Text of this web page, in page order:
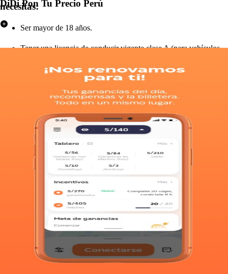
necesitas:
Ser mayor de 18 años.
Tener una licencia de conducir vigente clase A (para vehículos
SOAT vigente del vehículo.
El auto a conducir debe tener como máximo 10 años de
antigüedad desde la fecha registrada en el SOAT.
El vehículo debe tener 4 o 5 puertas y placa particular
Autos modelo 2006 en adelante
DiDi Pon Tu Precio Perú
Condiciones del vehículo
Para aceptar un vehículo tendrá que estar en buen estado físico (sin
daños estéticos), contar con 4 puertas, aire acondicionado y bolsas de
aire, así como cumplir con los años de antigüedad mínimos en tu
Para conocer la regulación aplicable en tu ciudad comunícate al 800
725 8888 o envía un correo a
help.driver@pe.didiglobal.com
Tarjeta de circulación
Póliza de seguro del auto
Registro Federal de Contribuyentes (RFC)